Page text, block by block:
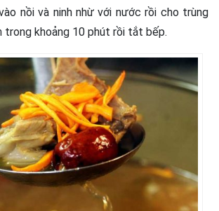
nồi và ninh nhừ với nước rồi cho trùng
trong khoảng 10 phút rồi tắt bếp.